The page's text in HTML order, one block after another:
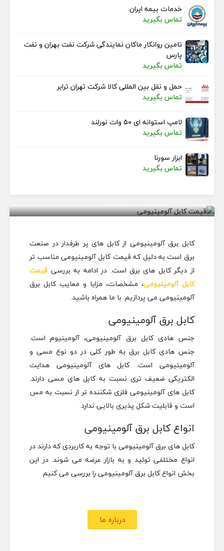
خدمات بیمه ایران
تماس بگیرید
تامین روانکار ماکان نمایندگی شرکت نفت بهران و نفت
پارس
تماس بگیرید
حمل و نقل بین المللی کالا شرکت تهران ترابر
تماس بگیرید
لامپ استوانه ای ۵۰ وات نورلند
تماس بگیرید
ابزار سورنا
تماس بگیرید
قیمت کابل آلومینیومی
کابل برق آلومینیومی از کابل های پر طرفدار در صنعت
برق است به دلیل که قیمت کابل آلومینیومی مناسب تر
از دیگر کابل های برق است. در ادامه به بررسی قیمت
کابل آلومینیومی، مشخصات، مزایا و معایب کابل برق
آلومینیومی می پردازیم. با ما همراه باشید.
کابل برق آلومینیومی
جنس هادی کابل برق آلومینیومی، آلومینیوم است.
جنس هادی کابل برق به طور کلی در دو نوع مسی و
آلومینیومی است. کابل های آلومینیومی هدایت
الکتریکی ضعیف تری نسبت به کابل های مسی دارند.
کابل های آلومینیومی فلزی شکننده تر از نسبت به مس
است و قابلیت شکل پذیری بالایی ندارد.
انواع کابل برق آلومینیومی
کابل های برق آلومینیومی با توجه به کاربردی که دارند در
انواع مختلفی تولید و به بازار عرضه می شوند. در این
بخش انواع کابل برق آلومینیومی را بررسی می کنیم.
درباره ما